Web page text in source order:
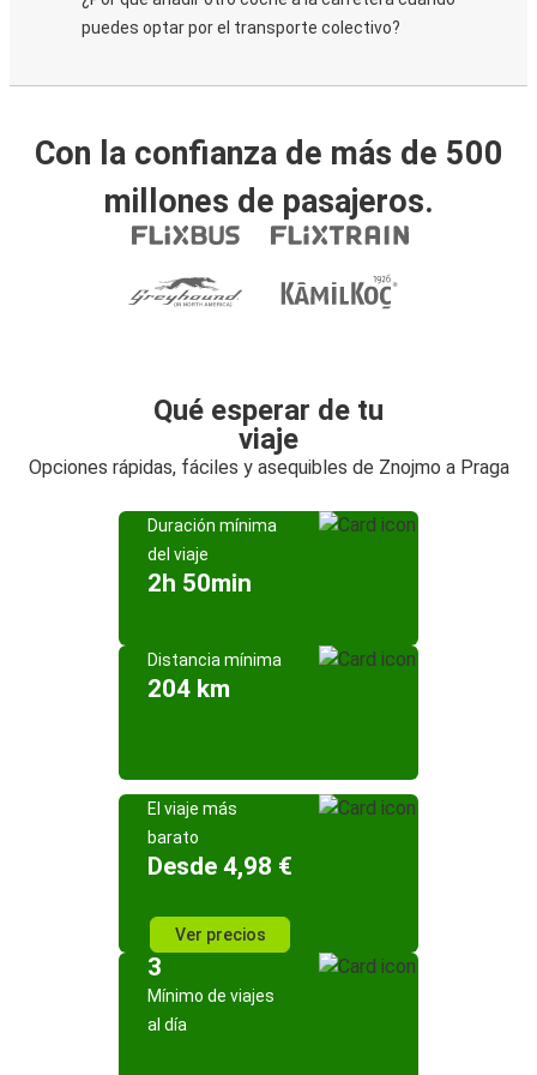
puedes optar por el transporte colectivo?
Con la confianza de más de 500
millones de pasajeros.
Qué esperar de tu
viaje
Opciones rápidas, fáciles y asequibles de Znojmo a Praga
Duración mínima
del viaje
2h 50min
Distancia mínima
204 km
El viaje más
barato
Desde 4,98 €
Ver precios
3
Mínimo de viajes
al día